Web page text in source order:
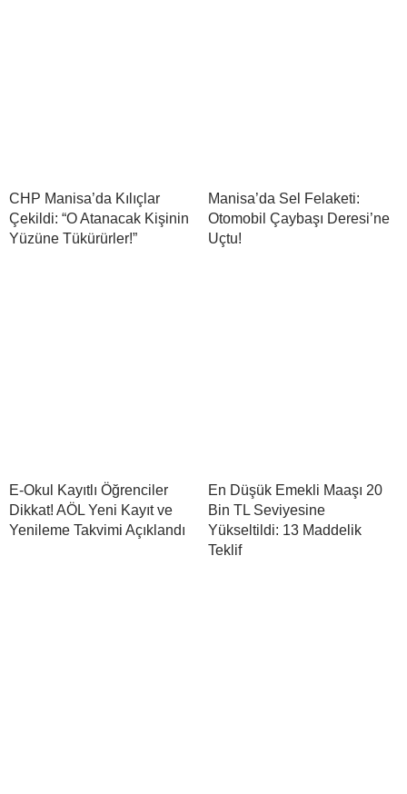
CHP Manisa’da Kılıçlar
Çekildi: “O Atanacak Kişinin
Yüzüne Tükürürler!”
Manisa’da Sel Felaketi:
Otomobil Çaybaşı Deresi’ne
Uçtu!
E-Okul Kayıtlı Öğrenciler
Dikkat! AÖL Yeni Kayıt ve
Yenileme Takvimi Açıklandı
En Düşük Emekli Maaşı 20
Bin TL Seviyesine
Yükseltildi: 13 Maddelik
Teklif